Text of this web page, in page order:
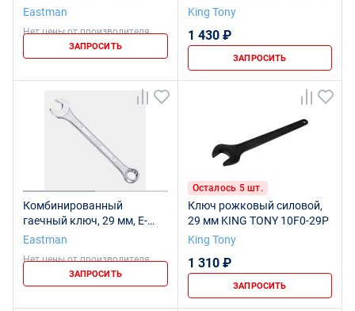
длины), 29 мм, E-4111
Eastman
Нет цены от производителя
ЗАПРОСИТЬ
King Tony
1 430 ₽
ЗАПРОСИТЬ
Комбинированный
гаечный ключ, 29 мм, E-
2405
Eastman
Нет цены от производителя
ЗАПРОСИТЬ
Осталось 5 шт.
Ключ рожковый силовой,
29 мм KING TONY 10F0-29P
King Tony
1 310 ₽
ЗАПРОСИТЬ